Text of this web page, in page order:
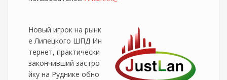
Новый игрок на рынк
е Липецкого ШПД Ин
тернет, практически
закончивший застро
йку на Руднике обно